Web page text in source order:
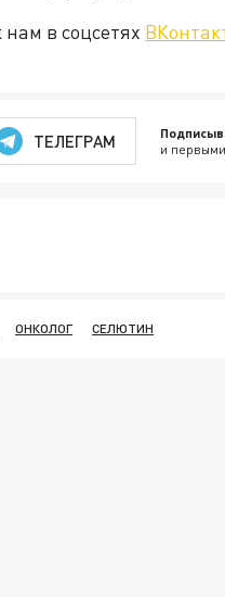
в соцсетях
ТЕЛЕГРАМ и
ОНКОЛОГ СЕЛЮТИН